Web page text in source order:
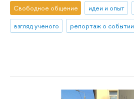
Свободное общение идеи и опыт
взгляд ученого
репортаж о событии